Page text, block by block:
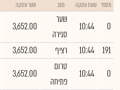
מספר שעת עסקה מצב שער עסקה
0
10:44
שער
סגירה
3,652.00
191
10:44 רציף 3,652.00
0
10:44
טרום
פתיחה
3,652.00